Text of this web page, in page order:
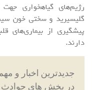
گلیسیرید و سختی خون
پیشگیری از بیماری‌های
دارند.
در بخش های حوادث